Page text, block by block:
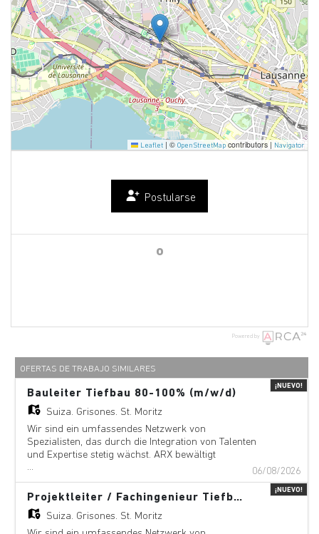
Leaflet | © OpenStreetMapcontributors | Navigator
Postularse
o
Powered by
OFERTAS DE TRABAJO SIMILARES
¡NUEVO!
Bauleiter Tiefbau 80-100% (m/w/d)
Suiza, Grisones, St. Moritz
Wir sind ein umfassendes Netzwerk von
Spezialisten, das durch die Integration von Talenten
und Expertise stetig wächst. ARX bewältigt
komplexe Ingenieur- und Designprojekte und passt
sich dabei einer dynamischen und anspruchsvollen
globalen Landschaft an. Unsere Niederlassungen
bestehen aus lokal gut verankerten und
marktorientierten Fachleuten, die Netzwerke und
Beziehungen in ihrem eigenen Umfeld aufbauen
06/08/2026
¡NUEVO!
Projektleiter / Fachingenieur Tiefbau 80-100% (m/w/d)
Suiza, Grisones, St. Moritz